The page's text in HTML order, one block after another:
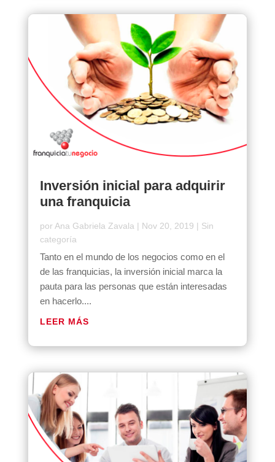
Inversión inicial para adquirir
una franquicia
por Ana Gabriela Zavala | Nov 20, 2019 | Sin
categoría
Tanto en el mundo de los negocios como en el
de las franquicias, la inversión inicial marca la
pauta para las personas que están interesadas
en hacerlo....
LEER MÁS